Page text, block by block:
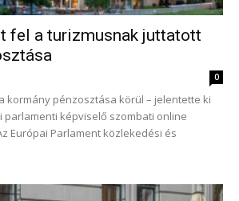
fel a turizmusnak juttatott
0
kormány pénzosztása körül – jelentette ki
parlamenti képviselő szombati online
Európai Parlament közlekedési és